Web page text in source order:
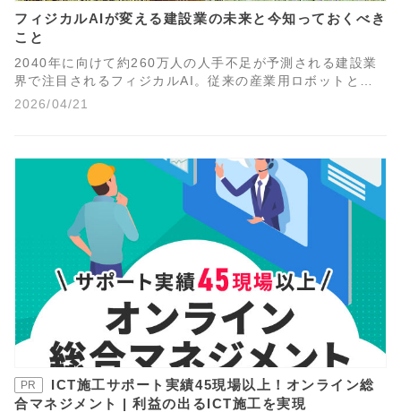
フィジカルAIが変える建設業の未来と今知っておくべき
こと
2040年に向けて約260万人の人手不足が予測される建設業
界で注目されるフィジカルAI。従来の産業用ロボットとの
違い、i-Construction 2.0における位置づけ、中小企業にも
2026/04/21
PR
ICT施工サポート実績45現場以上！オンライン総
合マネジメント | 利益の出るICT施工を実現